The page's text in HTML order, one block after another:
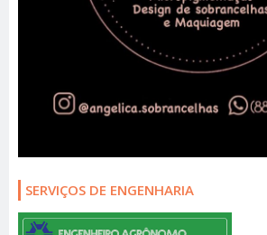
SERVIÇOS DE ENGENHARIA